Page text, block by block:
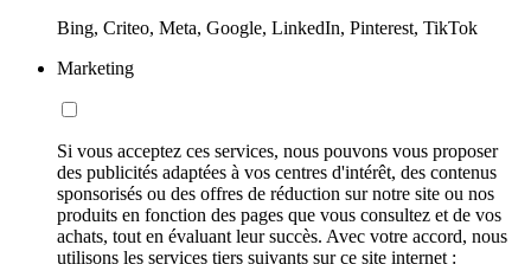
Bing, Criteo, Meta, Google, LinkedIn, Pinterest, TikTok
Marketing
Si vous acceptez ces services, nous pouvons vous proposer
des publicités adaptées à vos centres d'intérêt, des contenus
sponsorisés ou des offres de réduction sur notre site ou nos
produits en fonction des pages que vous consultez et de vos
achats, tout en évaluant leur succès. Avec votre accord, nous
utilisons les services tiers suivants sur ce site internet :